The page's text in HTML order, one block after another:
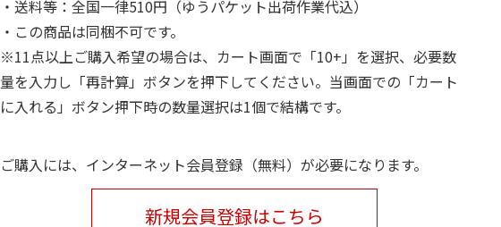
・送料等：全国一律510円（ゆうパケット出荷作業代込）
・この商品は同梱不可です。
※11点以上ご購入希望の場合は、カート画面で「10+」を選択、必要数
量を入力し「再計算」ボタンを押下してください。当画面での「カート
に入れる」ボタン押下時の数量選択は1個で結構です。
ご購入には、インターネット会員登録（無料）が必要になります。
新規会員登録はこちら